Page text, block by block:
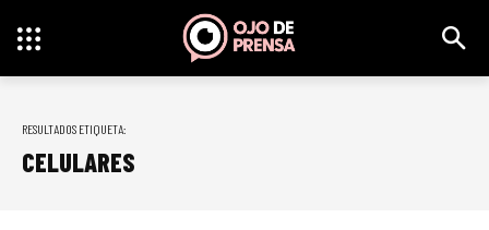
RESULTADOS ETIQUETA:
CELULARES